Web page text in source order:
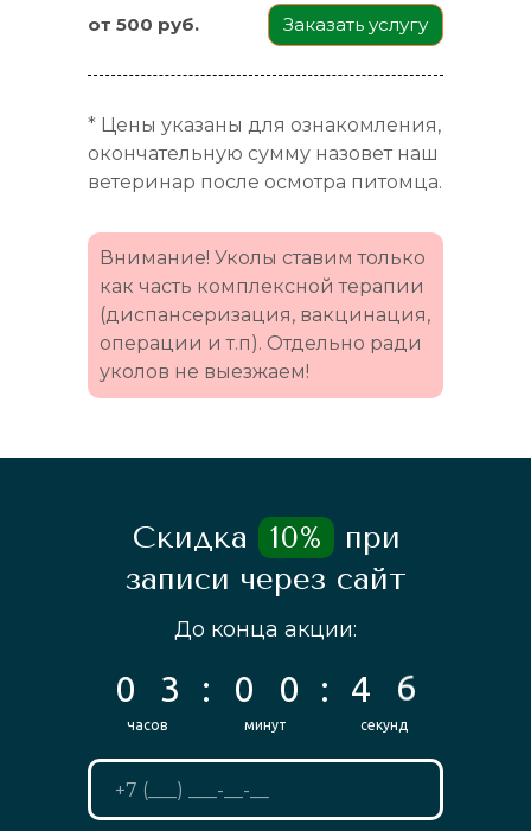
от 500 руб.
Заказать услугу
* Цены указаны для ознакомления,
окончательную сумму назовет наш
ветеринар после осмотра питомца.
Внимание! Уколы ставим только
как часть комплексной терапии
(диспансеризация, вакцинация,
операции и т.п). Отдельно ради
уколов не выезжаем!
Скидка 10% при
записи через сайт
До конца акции: